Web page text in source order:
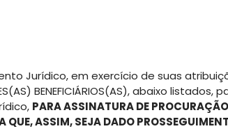
Jurídico, em exercício de suas
BENEFICIÁRIOS(AS), abaixo listados,
PARA ASSINATURA DEPROCURAÇÃO
QUE, ASSIM, SEJA DADO